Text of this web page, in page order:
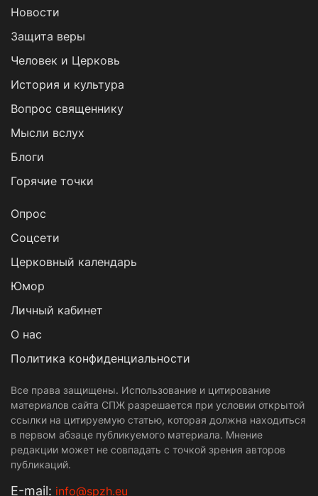
Новости
Защита веры
Человек и Церковь
История и культура
Вопрос священнику
Мысли вслух
Блоги
Горячие точки
Опрос
Cоцсети
Церковный календарь
Юмор
Личный кабинет
О нас
Политика конфиденциальности
Все права защищены. Использование и цитирование
материалов сайта СПЖ разрешается при условии открытой
ссылки на цитируемую статью, которая должна находиться
в первом абзаце публикуемого материала. Мнение
редакции может не совпадать с точкой зрения авторов
публикаций.
Е-mail: info@spzh.eu